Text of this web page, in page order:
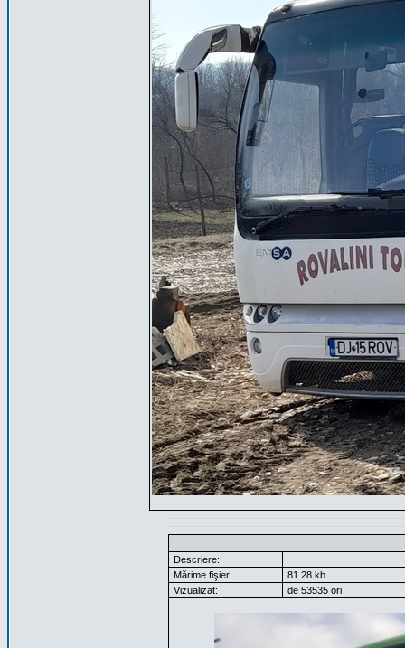
Descriere:
Mărime fişier:
81.28 kb
Vizualizat:
de 53535 ori